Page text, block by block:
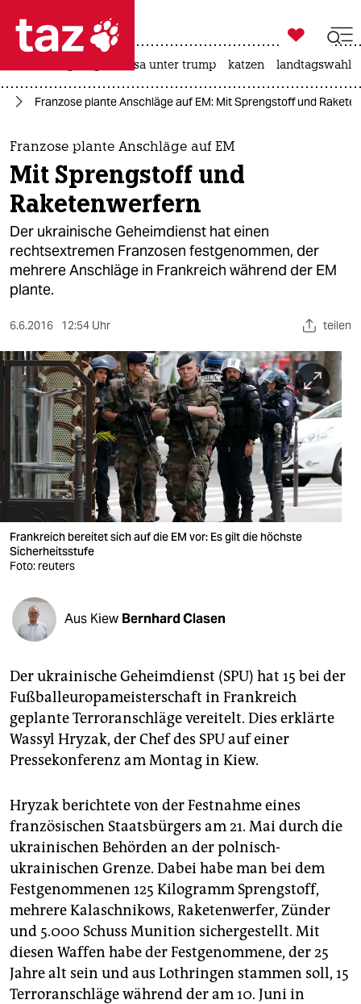
 taz zahl ich
taz zahl ich
themen
politik
öko
gesellschaft
kultur
sport
berlin
nord
wahrheit
verlag
verlag
veranstaltungen
shop
fragen & hilfe
unterstützen
genossenschaft
epaper login

taz zahl ich
usa unter trump katzen landtagswahl
Franzose plante Anschläge auf EM: Mit Sprengstoff und
Franzose plante Anschläge auf EM
Mit Sprengstoff und
Raketenwerfern
Der ukrainische Geheimdienst hat einen
rechtsextremen Franzosen festgenommen, der
mehrere Anschläge in Frankreich während der EM
plante.
6.6.2016 12:54 Uhr teilen
Frankreich bereitet sich auf die EM vor: Es gilt die höchste
Sicherheitsstufe
Foto: reuters
Aus Kiew Bernhard Clasen
Der ukrainische Geheimdienst (SPU) hat 15 bei der
Fußballeuropameisterschaft in Frankreich
geplante Terroranschläge vereitelt. Dies erklärte
Wassyl Hryzak, der Chef des SPU auf einer
Pressekonferenz am Montag in Kiew.
Hryzak berichtete von der Festnahme eines
französischen Staatsbürgers am 21. Mai durch die
ukrainischen Behörden an der polnisch-
ukrainischen Grenze. Dabei habe man bei dem
Festgenommenen 125 Kilogramm Sprengstoff,
mehrere Kalaschnikows, Raketenwerfer, Zünder
und 5.000 Schuss Munition sichergestellt. Mit
diesen Waffen habe der Festgenommene, der 25
Jahre alt sein und aus Lothringen stammen soll, 15
Terroranschläge während der am 10. Juni in